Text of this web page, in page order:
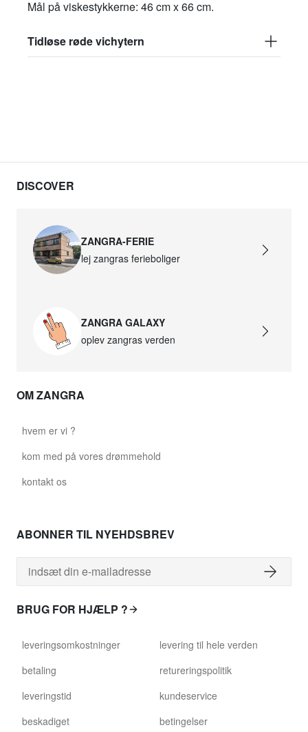
Mål på viskestykkerne: 46 cm x 66 cm.
Tidløse røde vichytern
DISCOVER
ZANGRA-FERIE
lej zangras ferieboliger
ZANGRA GALAXY
oplev zangras verden
OM ZANGRA
hvem er vi ?
kom med på vores drømmehold
kontakt os
ABONNER TIL NYEHDSBREV
BRUG FOR HJÆLP ?
leveringsomkostninger
betaling
leveringstid
beskadiget
levering til hele verden
retureringspolitik
kundeservice
betingelser